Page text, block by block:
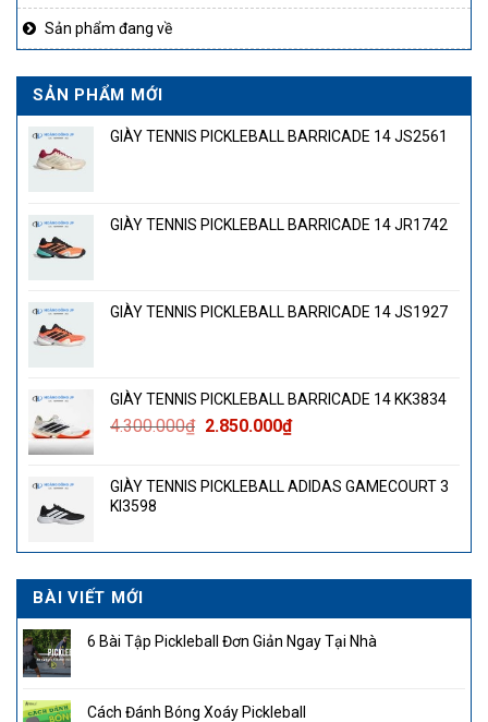
Sản phẩm đang về
SẢN PHẨM MỚI
GIÀY TENNIS PICKLEBALL BARRICADE 14 JS2561
GIÀY TENNIS PICKLEBALL BARRICADE 14 JR1742
GIÀY TENNIS PICKLEBALL BARRICADE 14 JS1927
GIÀY TENNIS PICKLEBALL BARRICADE 14 KK3834
4.300.000₫ Giá
4.300.000₫.
2.850.000₫Giá
là:
GIÀY TENNIS PICKLEBALL ADIDAS GAMECOURT 3
KI3598
BÀI VIẾT MỚI
6 Bài Tập Pickleball Đơn Giản Ngay Tại Nhà
Cách Đánh Bóng Xoáy Pickleball